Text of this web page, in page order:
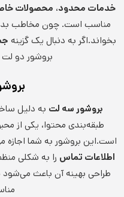
خدمات محدود، محصولات
مناسب است. چون مخاطب
بخواند.اگر به دنبال یک گزینه
بروشور دو
بروشور سه لت به دلیل
طبقه‌بندی محتوا، یکی از
است.این بروشور به شما
اطلاعات تماس را به شکلی
طراحی بهینه آن باعث می‌شود